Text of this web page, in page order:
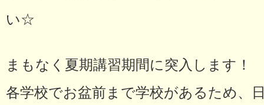
い☆
まもなく夏期講習期間に突入します！
各学校でお盆前まで学校があるため、